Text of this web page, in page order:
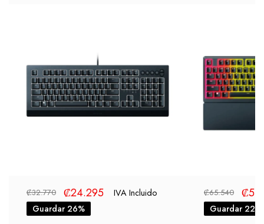
₡32.770 ₡24.295
IVA Incluido
Guardar 26%
₡65.540 ₡
Guardar 22%